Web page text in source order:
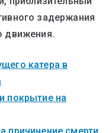
задержания
движения.
катера в
покрытие на
причинение смерти